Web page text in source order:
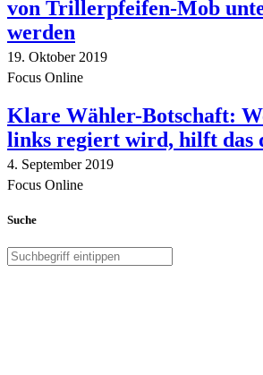
von Trillerpfeifen-Mob
werden
19. Oktober 2019
Focus Online
Klare Wähler-Botschaft:
links regiert wird, hilft das
4. September 2019
Focus Online
Suche